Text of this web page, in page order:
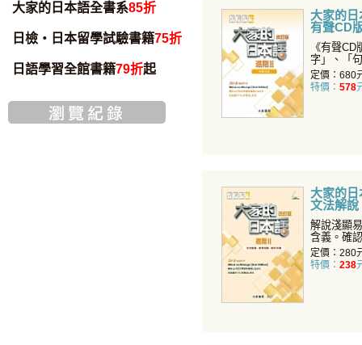
大家的日本語全書系85折
日檢・日本留學試驗書籍75折
日語學習全館書籍79折起
大家的
有聲CD
書）
《有聲
字」、「
「會話」
定價：680
特價： 578
大家的
文法解說
中譯
解說淺顯
含義。確
詞彙，更
定價：280
特價： 238